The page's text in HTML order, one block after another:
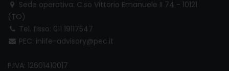
Sede operativa: C.so Vittorio Emanuele II 74 - 10121
(TO)
Tel. fisso: 011 19117547
PEC: inlife-advisory@pec.it
P.IVA: 12601410017